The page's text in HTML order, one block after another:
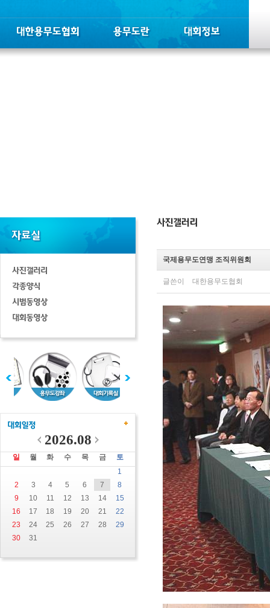
2026.08
일 월 화 수 목 금
토
1
2
3 4 5 6 7
8
9
10 11 12 13 14
15
16
17 18 19 20 21
22
23
24 25 26 27 28
29
30
31
국제용무도연맹 조직위원회
글쓴이 대한용무도협회